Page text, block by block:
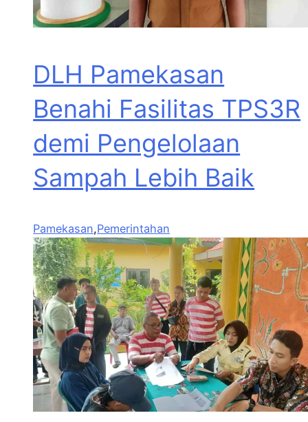
DLH Pamekasan
Benahi Fasilitas TPS3R
demi Pengelolaan
Sampah Lebih Baik
Pamekasan,Pemerintahan